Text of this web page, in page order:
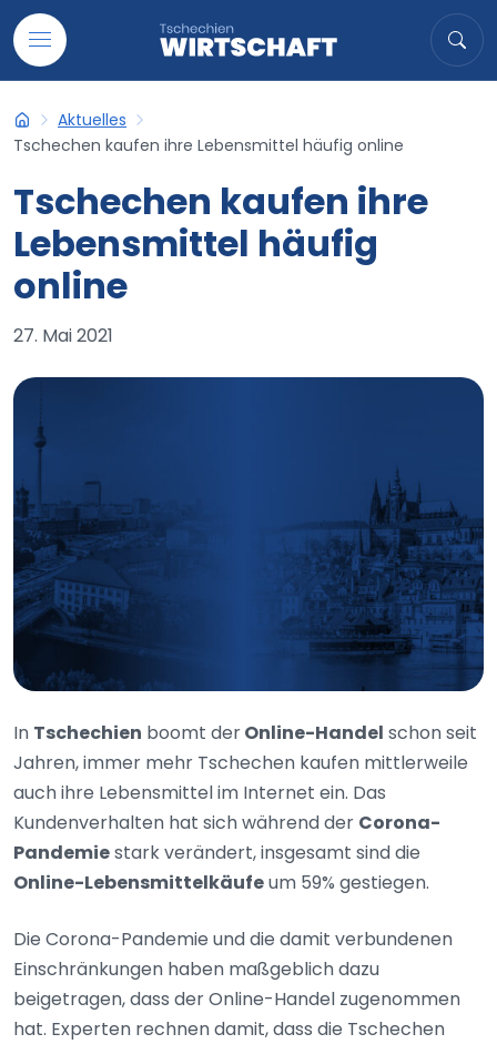
Auf Inhalt übergehen
Suche
Tschechien-Wirtschaft
Aktuelles
Tschechen kaufen ihre Lebensmittel häufig online
Tschechen kaufen ihre
Lebensmittel häufig
online
27. Mai 2021
In Tschechien boomt derOnline-Handel schon seit
Jahren, immer mehr Tschechen kaufen mittlerweile
auch ihre Lebensmittel im Internet ein. Das
Kundenverhalten hat sich während der Corona-
Pandemiestark verändert, insgesamt sind die
Online-Lebensmittelkäufeum 59% gestiegen.
Die Corona-Pandemie und die damit verbundenen
Einschränkungen haben maßgeblich dazu
beigetragen, dass der Online-Handel zugenommen
hat. Experten rechnen damit, dass die Tschechen